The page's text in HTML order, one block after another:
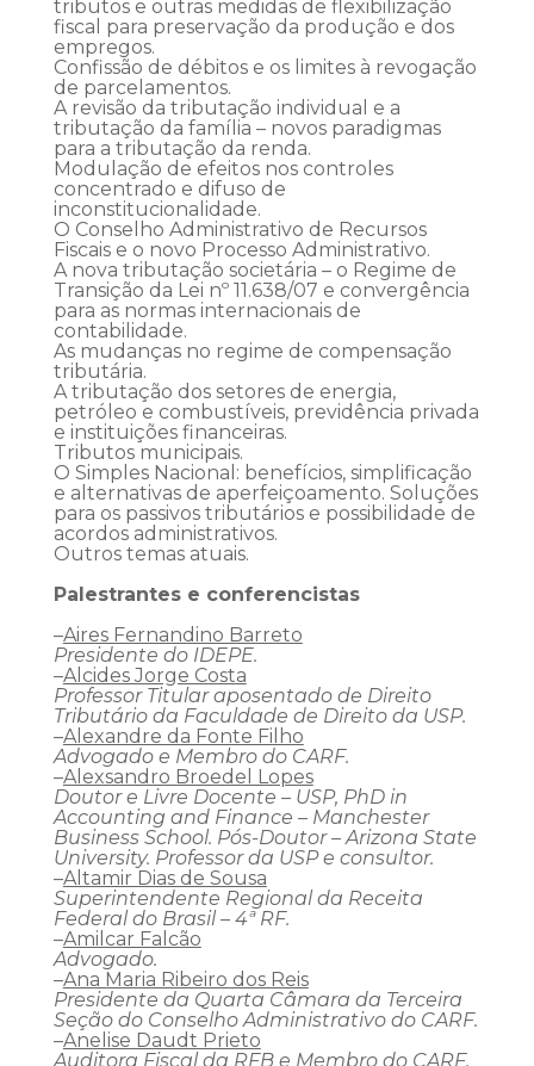
tributos e outras medidas de flexibilização
fiscal para preservação da produção e dos
empregos.
Confissão de débitos e os limites à revogação
de parcelamentos.
A revisão da tributação individual e a
tributação da família – novos paradigmas
para a tributação da renda.
Modulação de efeitos nos controles
concentrado e difuso de
inconstitucionalidade.
O Conselho Administrativo de Recursos
Fiscais e o novo Processo Administrativo.
A nova tributação societária – o Regime de
Transição da Lei nº 11.638/07 e convergência
para as normas internacionais de
contabilidade.
As mudanças no regime de compensação
tributária.
A tributação dos setores de energia,
petróleo e combustíveis, previdência privada
e instituições financeiras.
Tributos municipais.
O Simples Nacional: benefícios, simplificação
e alternativas de aperfeiçoamento. Soluções
para os passivos tributários e possibilidade de
acordos administrativos.
Outros temas atuais.
Palestrantes e conferencistas
–Aires Fernandino Barreto
Presidente do IDEPE.
–Alcides Jorge Costa
Professor Titular aposentado de Direito
Tributário da Faculdade de Direito da USP.
–Alexandre da Fonte Filho
Advogado e Membro do CARF.
–Alexsandro Broedel Lopes
Doutor e Livre Docente – USP, PhD in
Accounting and Finance – Manchester
Business School. Pós-Doutor – Arizona State
University. Professor da USP e consultor.
–Altamir Dias de Sousa
Superintendente Regional da Receita
Federal do Brasil – 4ª RF.
–Amilcar Falcão
Advogado.
–Ana Maria Ribeiro dos Reis
Presidente da Quarta Câmara da Terceira
Seção do Conselho Administrativo do CARF.
–Anelise Daudt Prieto
Auditora Fiscal da RFB e Membro do CARF.